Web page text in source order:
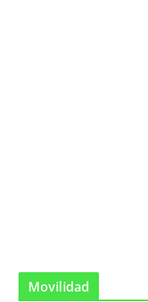
Movilidad